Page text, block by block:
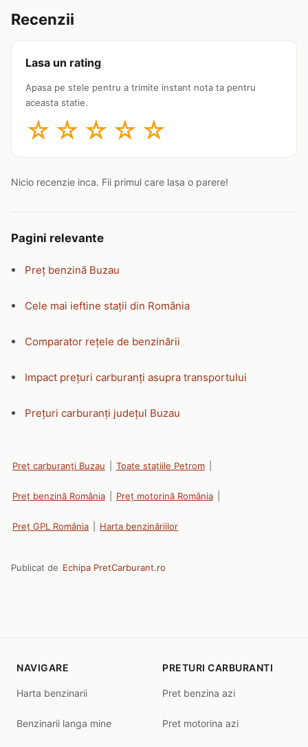
Recenzii
Lasa un rating
Apasa pe stele pentru a trimite instant nota ta pentru
aceasta statie.
☆ ☆ ☆ ☆ ☆
Nicio recenzie inca. Fii primul care lasa o parere!
Pagini relevante
Preț benzină Buzau
Cele mai ieftine stații din România
Comparator rețele de benzinării
Impact prețuri carburanți asupra transportului
Prețuri carburanți județul Buzau
Preț carburanți Buzau Toate stațiile Petrom
Preț benzină România Preț motorină România
Preț GPL România Harta benzinăriilor
Publicat de Echipa PretCarburant.ro
NAVIGARE
Harta benzinarii
Benzinarii langa mine
PRETURI CARBURANTI
Pret benzina azi
Pret motorina azi